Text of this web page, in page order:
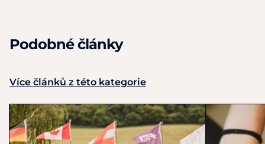
Podobné články
Více článků z této kategorie